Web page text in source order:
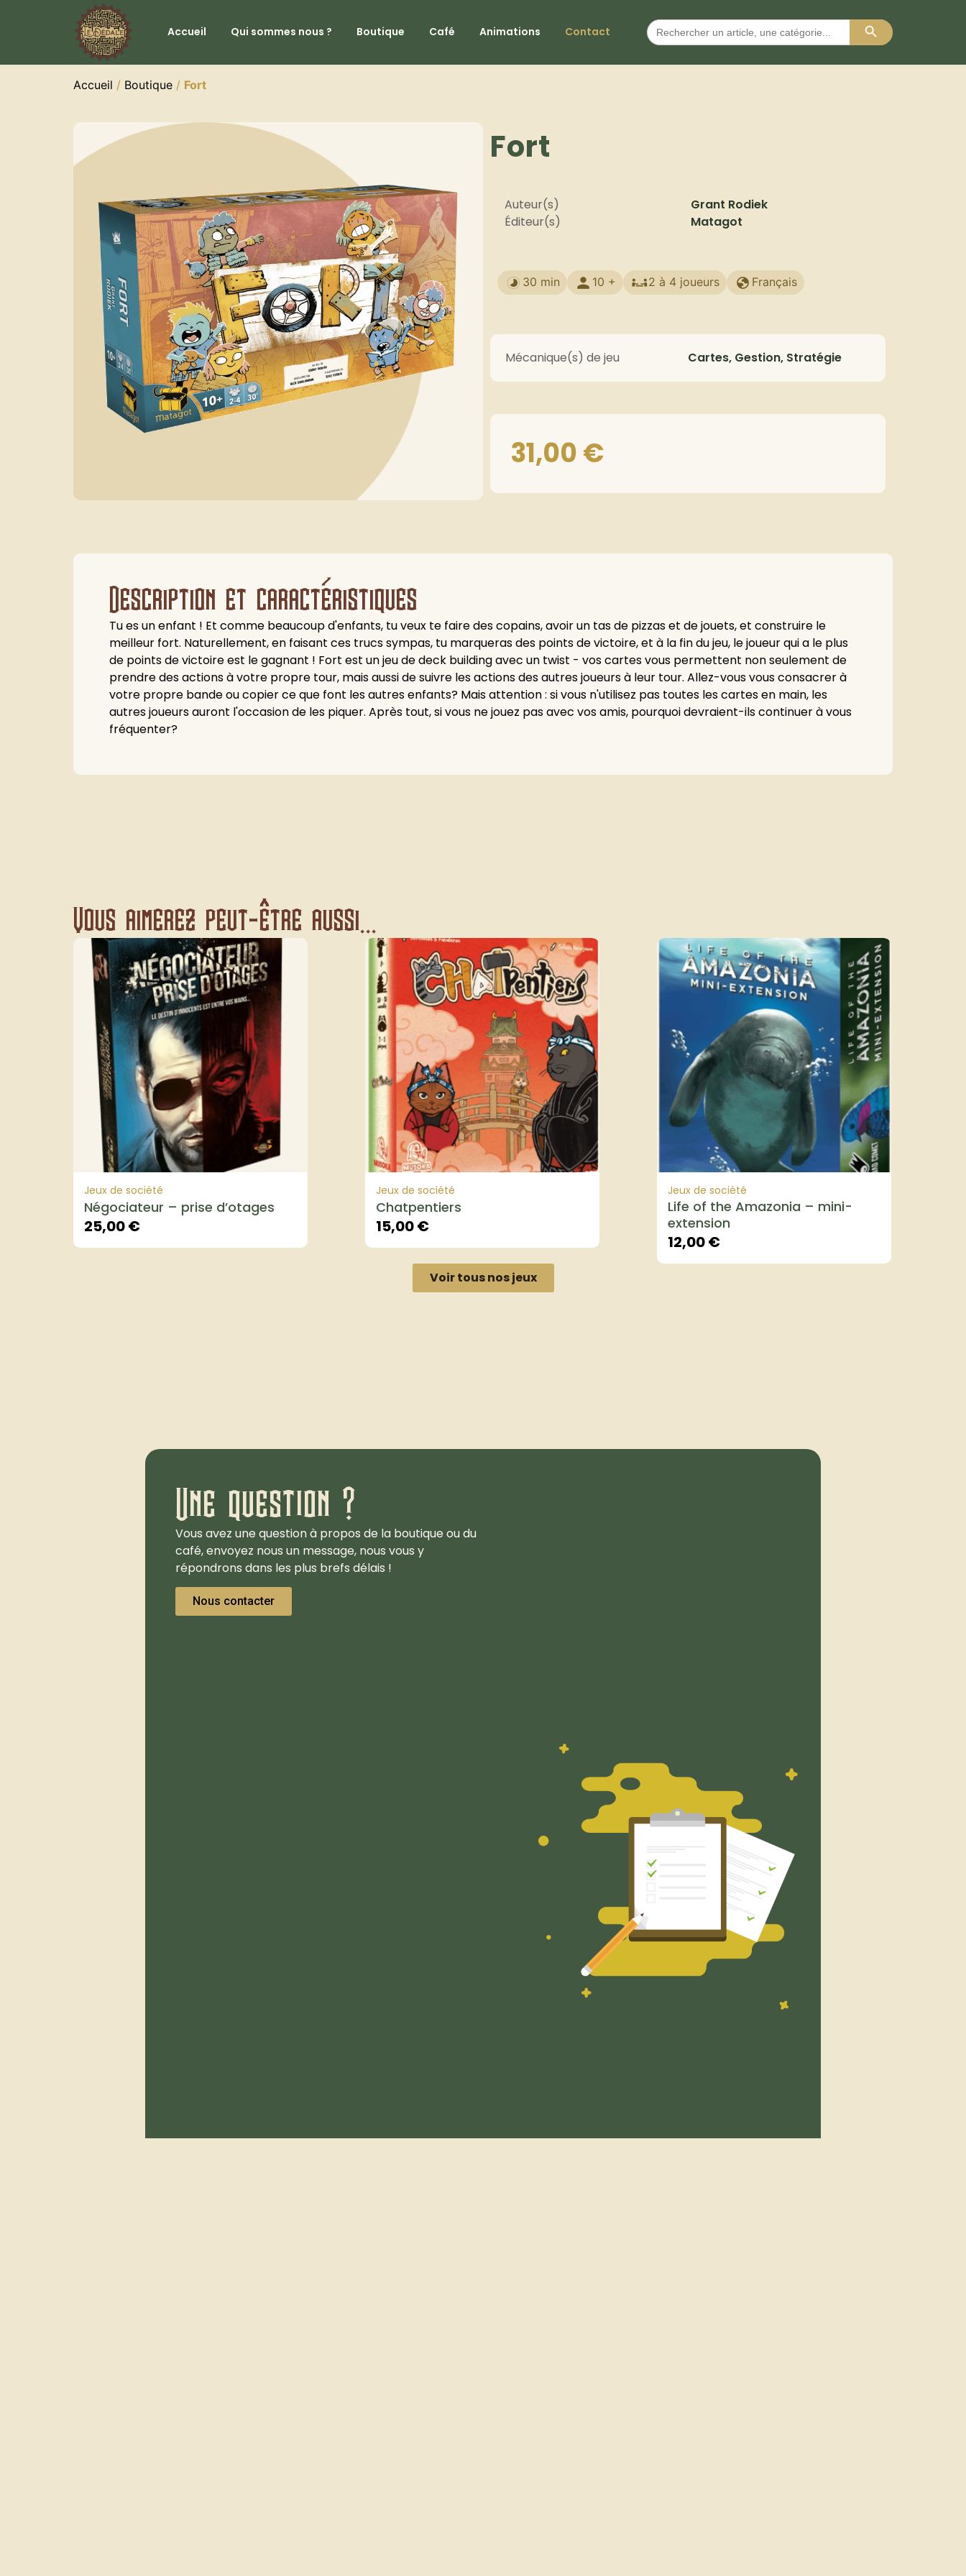
Accueil Qui sommes nous ? Boutique Café Animations Contact
Search
for:
Search Button
Accueil / Boutique / Fort
Fort
Auteur(s)
Grant Rodiek
Éditeur(s)
Matagot
30 min 10 + 2 à 4 joueurs Français
Mécanique(s) de jeu Cartes, Gestion, Stratégie
31,00€
Description et caractéristiques
Tu es un enfant ! Et comme beaucoup d'enfants, tu veux te faire des copains, avoir un tas de pizzas et de jouets, et construire le
meilleur fort. Naturellement, en faisant ces trucs sympas, tu marqueras des points de victoire, et à la fin du jeu, le joueur qui a le plus
de points de victoire est le gagnant ! Fort est un jeu de deck building avec un twist - vos cartes vous permettent non seulement de
prendre des actions à votre propre tour, mais aussi de suivre les actions des autres joueurs à leur tour. Allez-vous vous consacrer à
votre propre bande ou copier ce que font les autres enfants? Mais attention : si vous n'utilisez pas toutes les cartes en main, les
autres joueurs auront l'occasion de les piquer. Après tout, si vous ne jouez pas avec vos amis, pourquoi devraient-ils continuer à vous
fréquenter?
Vous aimerez peut-être aussi...
Jeux de société
Négociateur – prise d’otages
25,00€
Jeux de société
Chatpentiers
15,00€
Jeux de société
Life of the Amazonia – mini-
extension
12,00€
Voir tous nos jeux
Une question ?
Vous avez une question à propos de la boutique ou du
café, envoyez nous un message, nous vous y
répondrons dans les plus brefs délais !
Nous contacter